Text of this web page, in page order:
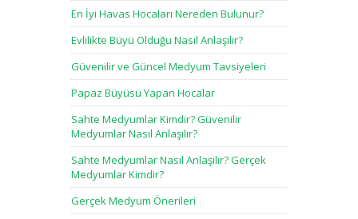
En İyi Havas Hocaları Nereden Bulunur?
Evlilikte Büyü Olduğu Nasıl Anlaşılır?
Güvenilir ve Güncel Medyum Tavsiyeleri
Papaz Büyüsü Yapan Hocalar
Sahte Medyumlar Kimdir? Güvenilir
Medyumlar Nasıl Anlaşılır?
Sahte Medyumlar Nasıl Anlaşılır? Gerçek
Medyumlar Kimdir?
Gerçek Medyum Önerileri